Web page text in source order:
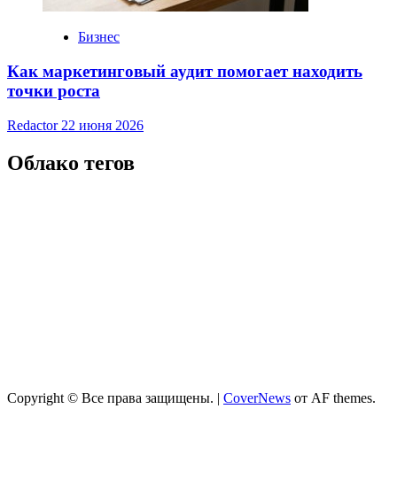
Бизнес
Как маркетинговый аудит помогает находить
точки роста
Redactor 22 июня 2026
Облако тегов
Copyright © Все права защищены. | CoverNews от AF themes.